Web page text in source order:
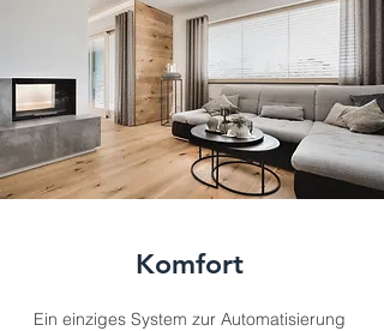
Komfort
Ein einziges System zur Automatisierung